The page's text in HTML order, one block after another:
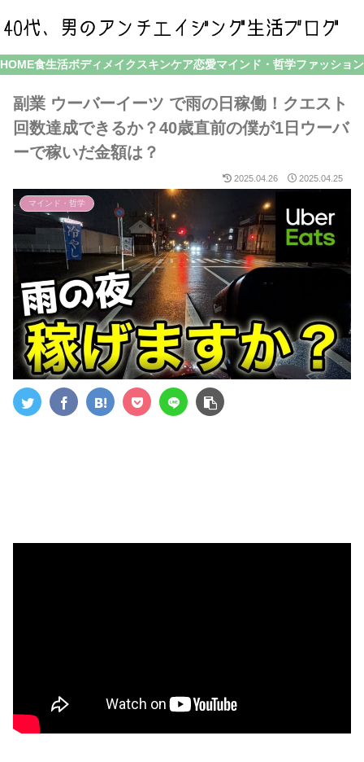
HOME食生活ボディメイク スキンケア恋愛マインド・哲学ファッション
副業 ウーバーイーツ で雨の日稼働！クエスト
回数達成できるか？40歳直前の僕が1日ウーバ
ーで稼いだ金額は？
2025.04.26 2025.04.25
マインド・哲学